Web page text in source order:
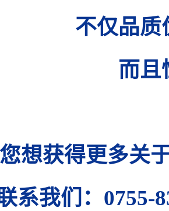
不仅品质
而且
您想获得更多关
系我们：0755-